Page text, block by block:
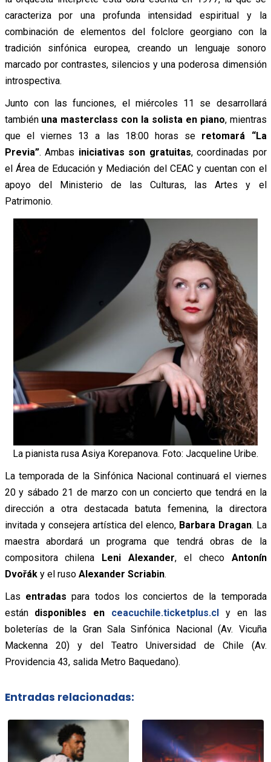
caracteriza por una profunda intensidad espiritual y la
combinación de elementos del folclore georgiano con la
tradición sinfónica europea, creando un lenguaje sonoro
marcado por contrastes, silencios y una poderosa dimensión
introspectiva.
Junto con las funciones, el miércoles 11 se desarrollará
tambiénuna masterclass con la solista en piano, mientras
que el viernes 13 a las 18:00 horas se retomará “La
Previa”. Ambas iniciativas son gratuitas, coordinadas por
el Área de Educación y Mediación del CEAC y cuentan con el
apoyo del Ministerio de las Culturas, las Artes y el
Patrimonio.
La pianista rusa Asiya Korepanova. Foto: Jacqueline Uribe.
La temporada de la Sinfónica Nacional continuará el viernes
20 y sábado 21 de marzo con un concierto que tendrá en la
dirección a otra destacada batuta femenina, la directora
invitada y consejera artística del elenco, Barbara Dragan. La
maestra abordará un programa que tendrá obras de la
compositora chilena Leni Alexander, el checo Antonín
Dvořáky el ruso Alexander Scriabin.
Las entradas para todos los conciertos de la temporada
están disponibles en ceacuchile.ticketplus.cl y en las
boleterías de la Gran Sala Sinfónica Nacional (Av. Vicuña
Mackenna 20) y del Teatro Universidad de Chile (Av.
Providencia 43, salida Metro Baquedano).
Entradas relacionadas: